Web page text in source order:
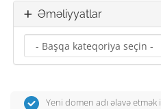
Əməliyyatlar
Yeni domen adı əlavə etmək